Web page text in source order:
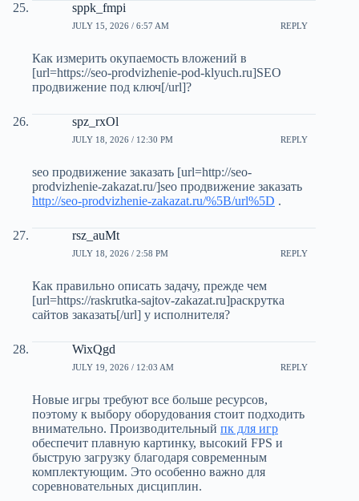
sppk_fmpi
JULY 15, 2026 / 6:57 AM REPLY
Как измерить окупаемость вложений в
[url=https://seo-prodvizhenie-pod-klyuch.ru]SEO
продвижение под ключ[/url]?
spz_rxOl
JULY 18, 2026 / 12:30 PM REPLY
seo продвижение заказать [url=http://seo-
prodvizhenie-zakazat.ru/]seo продвижение заказать
http://seo-prodvizhenie-zakazat.ru/%5B/url%5D .
rsz_auMt
JULY 18, 2026 / 2:58 PM REPLY
Как правильно описать задачу, прежде чем
[url=https://raskrutka-sajtov-zakazat.ru]раскрутка
сайтов заказать[/url] у исполнителя?
WixQgd
JULY 19, 2026 / 12:03 AM REPLY
Новые игры требуют все больше ресурсов,
поэтому к выбору оборудования стоит подходить
внимательно. Производительный пк для игр
обеспечит плавную картинку, высокий FPS и
быструю загрузку благодаря современным
комплектующим. Это особенно важно для
соревновательных дисциплин.